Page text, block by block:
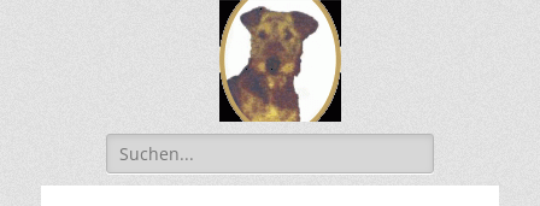
Suchen
nach: